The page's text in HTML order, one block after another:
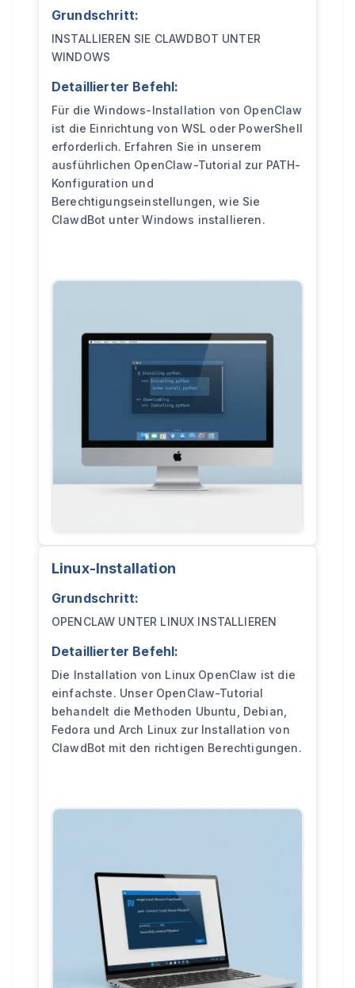
Grundschritt:
INSTALLIEREN SIE CLAWDBOT UNTER
WINDOWS
Detaillierter Befehl:
Für die Windows-Installation von OpenClaw
ist die Einrichtung von WSL oder PowerShell
erforderlich. Erfahren Sie in unserem
ausführlichen OpenClaw-Tutorial zur PATH-
Konfiguration und
Berechtigungseinstellungen, wie Sie
ClawdBot unter Windows installieren.
Linux-Installation
Grundschritt:
OPENCLAW UNTER LINUX INSTALLIEREN
Detaillierter Befehl:
Die Installation von Linux OpenClaw ist die
einfachste. Unser OpenClaw-Tutorial
behandelt die Methoden Ubuntu, Debian,
Fedora und Arch Linux zur Installation von
ClawdBot mit den richtigen Berechtigungen.